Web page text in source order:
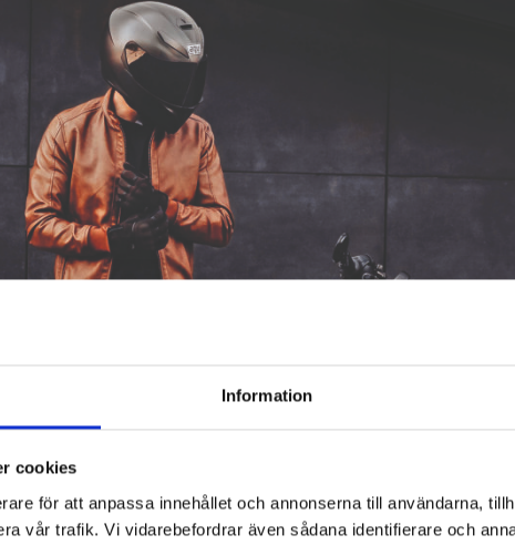
Information
cookies
för att anpassa innehållet och annonserna till användarna,
vår trafik. Vi vidarebefordrar även sådana identifierare och